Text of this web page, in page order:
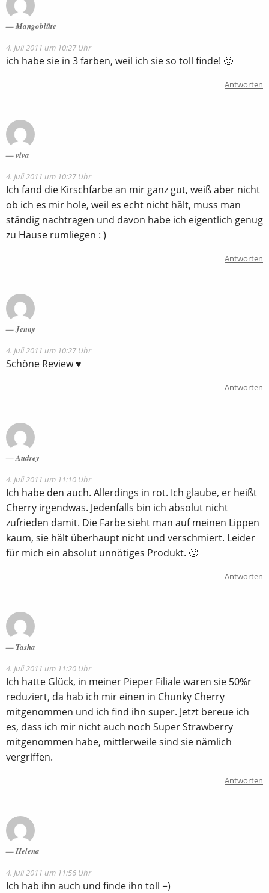
Mangoblüte
4. Juli 2011 um 10:27 Uhr
ich habe sie in 3 farben, weil ich sie so toll finde! 🙂
Antworten
viva
4. Juli 2011 um 10:27 Uhr
Ich fand die Kirschfarbe an mir ganz gut, weiß aber nicht
ob ich es mir hole, weil es echt nicht hält, muss man
ständig nachtragen und davon habe ich eigentlich genug
zu Hause rumliegen : )
Antworten
Jenny
4. Juli 2011 um 10:27 Uhr
Schöne Review ♥
Antworten
Audrey
4. Juli 2011 um 11:10 Uhr
Ich habe den auch. Allerdings in rot. Ich glaube, er heißt
Cherry irgendwas. Jedenfalls bin ich absolut nicht
zufrieden damit. Die Farbe sieht man auf meinen Lippen
kaum, sie hält überhaupt nicht und verschmiert. Leider
für mich ein absolut unnötiges Produkt. 🙁
Antworten
Tasha
4. Juli 2011 um 11:20 Uhr
Ich hatte Glück, in meiner Pieper Filiale waren sie 50%r
reduziert, da hab ich mir einen in Chunky Cherry
mitgenommen und ich find ihn super. Jetzt bereue ich
es, dass ich mir nicht auch noch Super Strawberry
mitgenommen habe, mittlerweile sind sie nämlich
vergriffen.
Antworten
Helena
4. Juli 2011 um 11:56 Uhr
Ich hab ihn auch und finde ihn toll =)